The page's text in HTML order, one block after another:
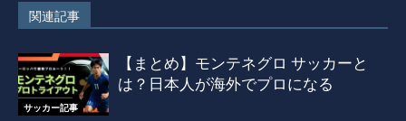
関連記事
サッカー記事
【まとめ】モンテネグロ サッカーと
は？日本人が海外でプロになる